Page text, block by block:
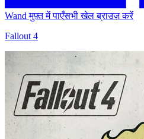
Wand मुफ़्त में पाएँसभी खेल ब्राउज़ करें
Fallout 4